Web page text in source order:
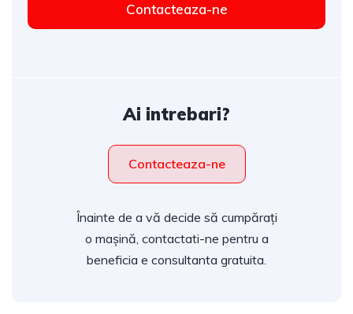
Contacteaza-ne
Ai intrebari?
Contacteaza-ne
Înainte de a vă decide să cumpărați
o mașină, contactati-ne pentru a
beneficia e consultanta gratuita.